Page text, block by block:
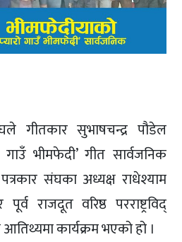
गीतकार सुभाषचन्द्र पौडेल
गाउँ भीमफेदी’ गीत सार्वजनिक
संघका अध्यक्ष राधेश्याम
राजदूत वरिष्ठ परराष्ट्रविद्
कार्यक्रम भएको हो ।